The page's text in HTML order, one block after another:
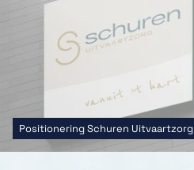
Positionering Schuren Uitvaartzorg